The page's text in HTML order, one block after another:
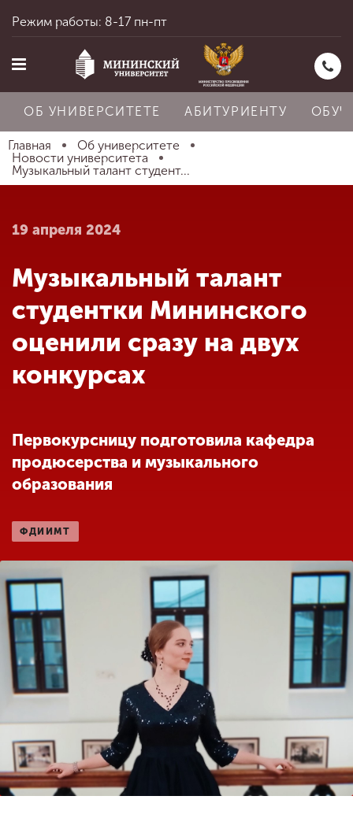
Главная
Абитуриенту
Обучение
Международная
деятельность
Другие виды
Студенческая жизнь
Сведения об
образовательной
организации
ENG SPN
Режим работы: 8-17 пн-пт
ОБ УНИВЕРСИТЕТЕ АБИТУРИЕНТУ
Главная
Об университете
Новости университета
Музыкальный талант студент...
19 апреля 2024
Музыкальный талант
студентки Мининского
оценили сразу на двух
конкурсах
Первокурсницу подготовила кафедра
продюсерства и музыкального
образования
ФДИИМТ